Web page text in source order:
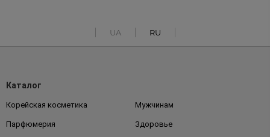
UA RU
Каталог
Корейская косметика Мужчинам
Парфюмерия Здоровье